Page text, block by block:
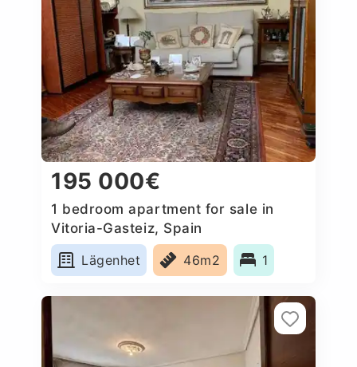
195 000€
1 bedroom apartment for sale in
Vitoria-Gasteiz, Spain
Lägenhet
46m2 1